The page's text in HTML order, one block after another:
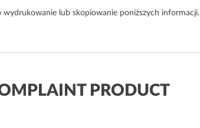
lub skopiowanie poniższych informacji.
PRODUCT